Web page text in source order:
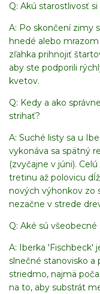
Q: Akú starostlivosť
A: Po skončení zimy
hnedé alebo
zľahka prihnojiť
aby ste podporili
kvetov.
Q: Kedy a ako
strihať?
A: Suché listy sa u
vykonáva sa spätný
(zvyčajne v júni).
tretinu až polovicu
nových výhonkov zo
nezačne v strede
Q: Aké sú
A: Iberka 'Fischbeck'
slnečné stanovisko a
striedmo, najmä
na to, aby substrát